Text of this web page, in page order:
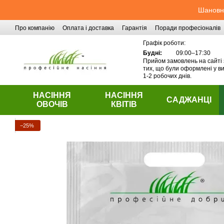
Про компанію Оплата і доставка Гарантія
Поради професіоналів
Графік роботи:
Будні:
09:00–17:30
Прийом замовлень на
тих, що були оформлені у
1-2 робочих днів.
НАСІННЯ
ОВОЧІВ
НАСІННЯ
КВІТІВ
САДЖАНЦІ
−25%